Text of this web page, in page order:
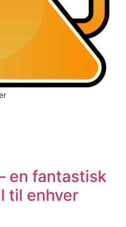
en fantastisk
til enhver